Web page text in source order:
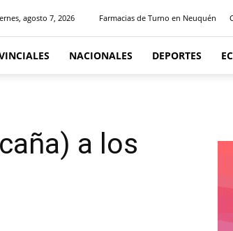
agosto 7, 2026 Farmacias de Turno en Neuquén
NACIONALES DEPORTES
a los